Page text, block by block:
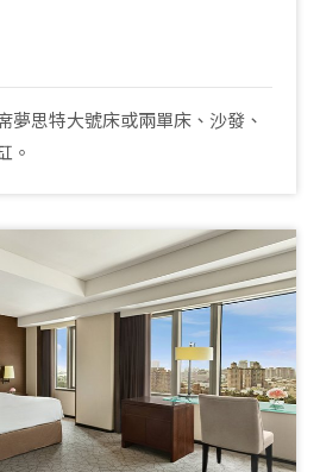
夢思特大號床或兩單床、沙發、
。